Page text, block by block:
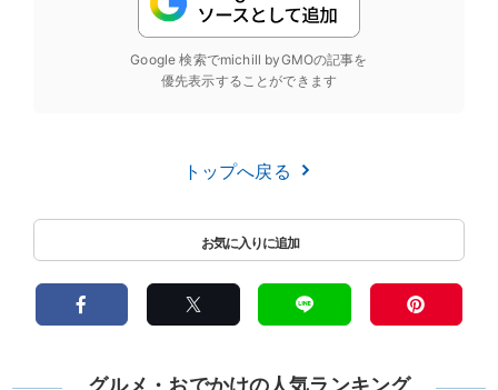
Google 検索でmichill byGMOの記事を
優先表示することができます
トップへ戻る